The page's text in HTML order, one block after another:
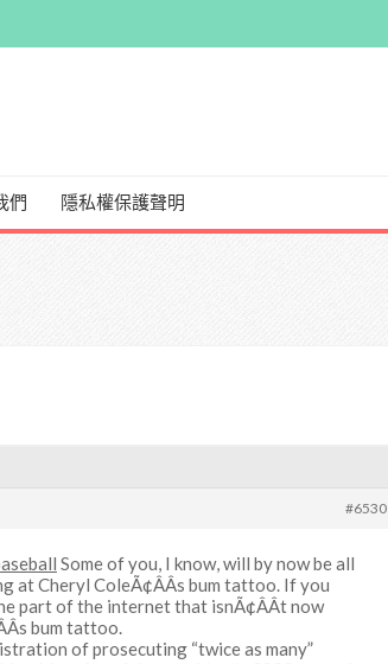
們 隱私權保護聲明
#6530
Some of you, I know, will by now be all
at Cheryl ColeÃ¢ÂÂs bum tattoo. If you
part of the internet that isnÃ¢ÂÂt now
bum tattoo.
of prosecuting “twice as many”